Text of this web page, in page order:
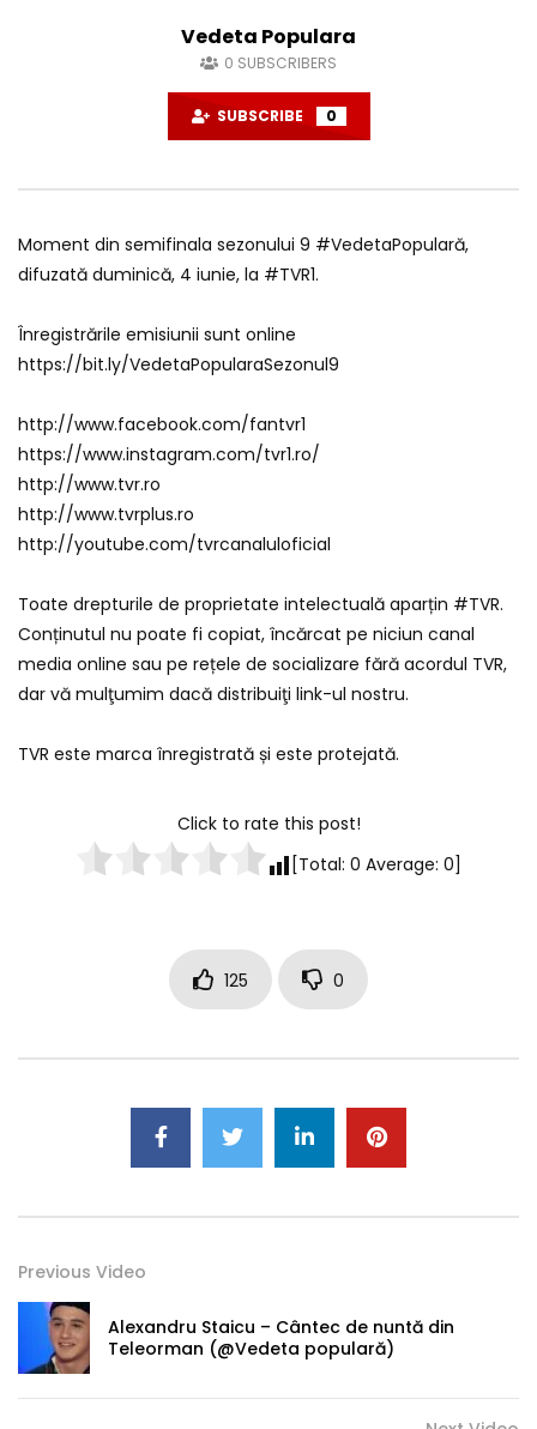
Vedeta Populara
0 SUBSCRIBERS
SUBSCRIBE 0
Moment din semifinala sezonului 9 #VedetaPopulară,
difuzată duminică, 4 iunie, la #TVR1.
Înregistrările emisiunii sunt online
https://bit.ly/VedetaPopularaSezonul9
http://www.facebook.com/fantvr1
https://www.instagram.com/tvr1.ro/
http://www.tvr.ro
http://www.tvrplus.ro
http://youtube.com/tvrcanaluloficial
Toate drepturile de proprietate intelectuală aparțin #TVR.
Conținutul nu poate fi copiat, încărcat pe niciun canal
media online sau pe rețele de socializare fără acordul TVR,
dar vă mulţumim dacă distribuiţi link-ul nostru.
TVR este marca înregistrată și este protejată.
Click to rate this post!
[Total: 0 Average: 0]
125 0
Previous Video
Alexandru Staicu – Cântec de nuntă din
Teleorman (@Vedeta populară)